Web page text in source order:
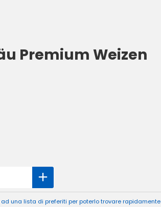
Premium Weizen
una lista di preferiti per poterlo trovare rapidamente